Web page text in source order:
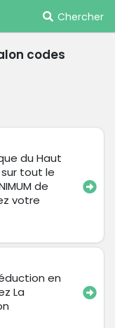
Chercher
codes
du Haut
tout le
de
votre
en
La